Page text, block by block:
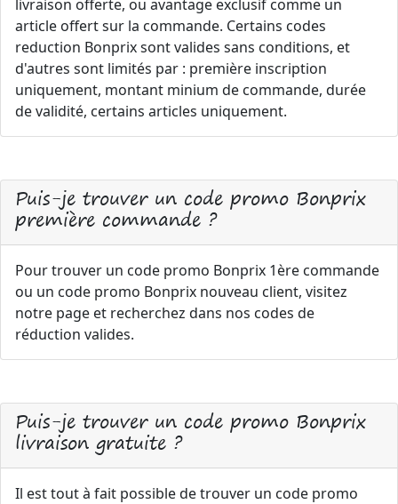
livraison offerte, ou avantage exclusif comme un
article offert sur la commande. Certains codes
reduction Bonprix sont valides sans conditions, et
d'autres sont limités par : première inscription
uniquement, montant minium de commande, durée
de validité, certains articles uniquement.
Puis-je trouver un code promo Bonprix
première commande ?
Pour trouver un code promo Bonprix 1ère commande
ou un code promo Bonprix nouveau client, visitez
notre page et recherchez dans nos codes de
réduction valides.
Puis-je trouver un code promo Bonprix
livraison gratuite ?
Il est tout à fait possible de trouver un code promo